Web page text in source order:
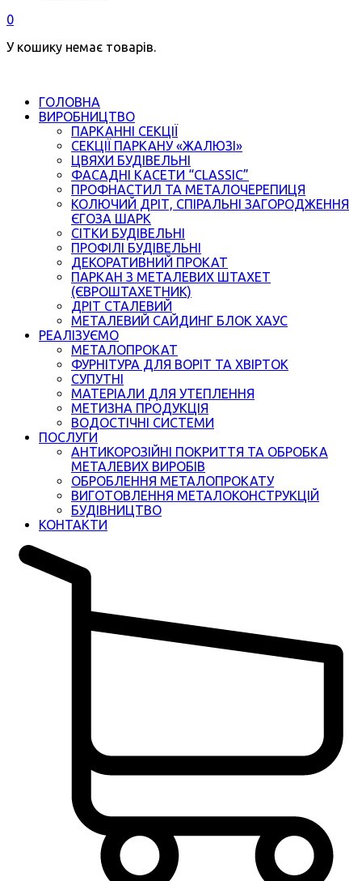
0
У кошику немає товарів.
ГОЛОВНА
ВИРОБНИЦТВО
ПАРКАННІ СЕКЦІЇ
СЕКЦІЇ ПАРКАНУ «ЖАЛЮЗІ»
ЦВЯХИ БУДІВЕЛЬНІ
ФАСАДНІ КАСЕТИ “CLASSIC”
ПРОФНАСТИЛ ТА МЕТАЛОЧЕРЕПИЦЯ
КОЛЮЧИЙ ДРІТ, СПІРАЛЬНІ ЗАГОРОДЖЕННЯ
ЄГОЗА ШАРК
СІТКИ БУДІВЕЛЬНІ
ПРОФІЛІ БУДІВЕЛЬНІ
ДЕКОРАТИВНИЙ ПРОКАТ
ПАРКАН З МЕТАЛЕВИХ ШТАХЕТ
(ЄВРОШТАХЕТНИК)
ДРІТ СТАЛЕВИЙ
МЕТАЛЕВИЙ САЙДИНГ БЛОК ХАУС
РЕАЛІЗУЄМО
МЕТАЛОПРОКАТ
ФУРНІТУРА ДЛЯ ВОРІТ ТА ХВІРТОК
СУПУТНІ
МАТЕРІАЛИ ДЛЯ УТЕПЛЕННЯ
МЕТИЗНА ПРОДУКЦІЯ
ВОДОСТІЧНІ СИСТЕМИ
ПОСЛУГИ
АНТИКОРОЗІЙНІ ПОКРИТТЯ ТА ОБРОБКА
МЕТАЛЕВИХ ВИРОБІВ
ОБРОБЛЕННЯ МЕТАЛОПРОКАТУ
ВИГОТОВЛЕННЯ МЕТАЛОКОНСТРУКЦІЙ
БУДІВНИЦТВО
КОНТАКТИ